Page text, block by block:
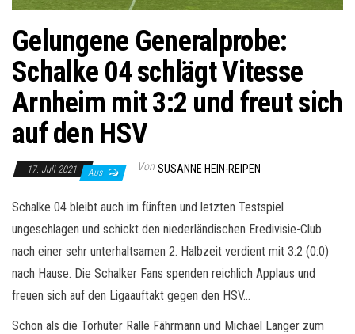
Gelungene Generalprobe:
Schalke 04 schlägt Vitesse
Arnheim mit 3:2 und freut sich
auf den HSV
17. Juli 2021 Aus Von SUSANNE HEIN-REIPEN
Schalke 04 bleibt auch im fünften und letzten Testspiel
ungeschlagen und schickt den niederländischen Eredivisie-Club
nach einer sehr unterhaltsamen 2. Halbzeit verdient mit 3:2 (0:0)
nach Hause. Die Schalker Fans spenden reichlich Applaus und
freuen sich auf den Ligaauftakt gegen den HSV…
Schon als die Torhüter Ralle Fährmann und Michael Langer zum